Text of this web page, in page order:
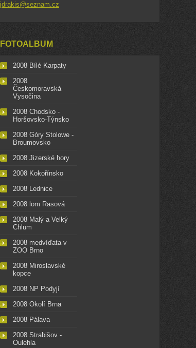
jdrakis@seznam.cz
FOTOALBUM
2008 Bílé Karpaty
2008
Českomoravská
Vysočina
2008 Chodsko -
Horšovsko-Týnsko
2008 Góry Stolowe -
Broumovsko
2008 Jizerské hory
2008 Kokořínsko
2008 Lednice
2008 lom Rasová
2008 Malý a Velký
Chlum
2008 medvíďata v
ZOO Brno
2008 Miroslavské
kopce
2008 NP Podyjí
2008 Okolí Brna
2008 Pálava
2008 Strabišov -
Oulehla